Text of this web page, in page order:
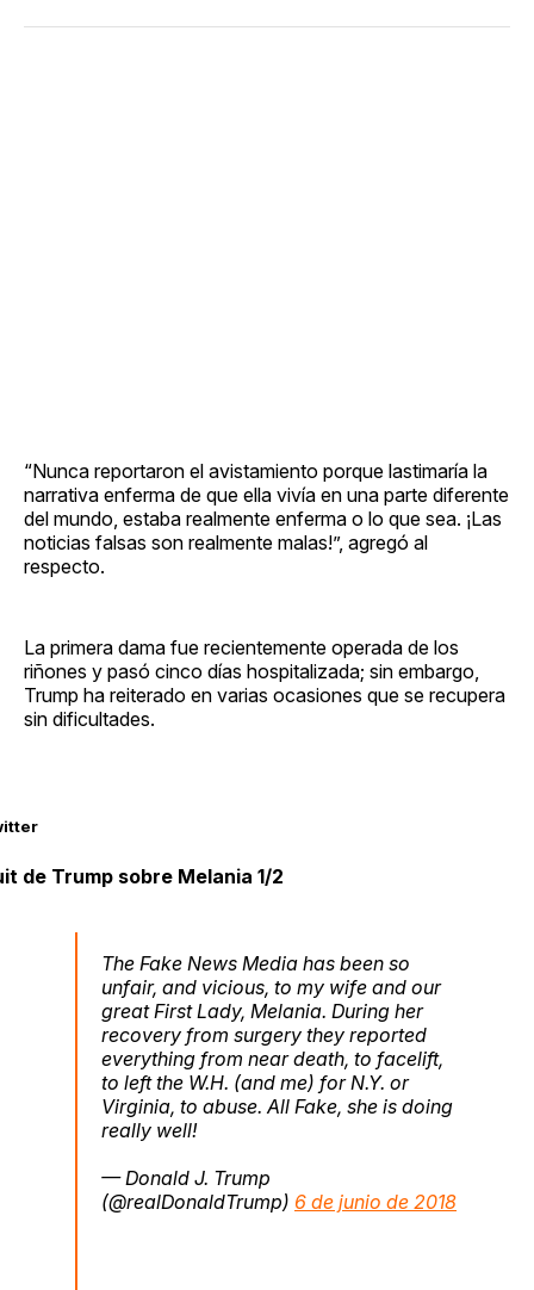
“Nunca reportaron el avistamiento porque lastimaría la
narrativa enferma de que ella vivía en una parte diferente
del mundo, estaba realmente enferma o lo que sea. ¡Las
noticias falsas son realmente malas!”, agregó al
respecto.
La primera dama fue recientemente operada de los
riñones y pasó cinco días hospitalizada; sin embargo,
Trump ha reiterado en varias ocasiones que se recupera
sin dificultades.
de Trump sobre Melania 1/2
The Fake News Media has been so
unfair, and vicious, to my wife and our
great First Lady, Melania. During her
recovery from surgery they reported
everything from near death, to facelift,
to left the W.H. (and me) for N.Y. or
Virginia, to abuse. All Fake, she is doing
really well!
— Donald J. Trump
(@realDonaldTrump) 6 de junio de 2018